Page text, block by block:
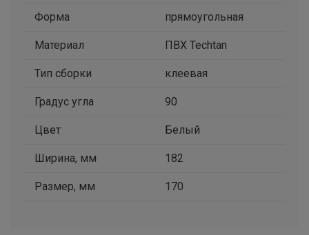
Форма прямоугольная
Материал ПВХ Techtan
Тип сборки клеевая
Градус угла 90
Цвет Белый
Ширина, мм 182
Размер, мм 170